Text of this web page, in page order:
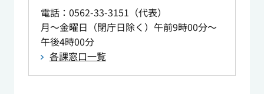
電話：0562-33-3151（代表）
月～金曜日（閉庁日除く）午前9時00分～
午後4時00分
各課窓口一覧